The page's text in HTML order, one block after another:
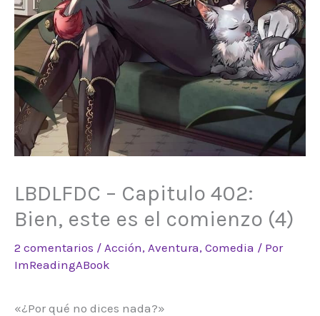
LBDLFDC – Capitulo 402:
Bien, este es el comienzo (4)
2 comentarios / Acción, Aventura, Comedia / Por
ImReadingABook
«¿Por qué no dices nada?»